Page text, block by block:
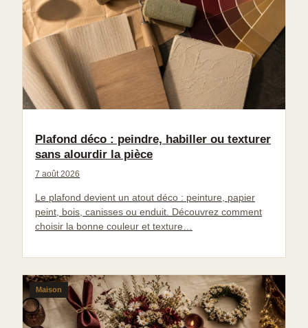
Plafond déco : peindre, habiller ou texturer
sans alourdir la pièce
7 août 2026
Le plafond devient un atout déco : peinture, papier
peint, bois, canisses ou enduit. Découvrez comment
choisir la bonne couleur et texture…
Maison